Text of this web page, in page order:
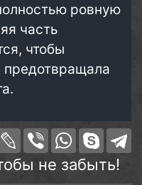
ровную
часть
чтобы
предотвращала
не забыть!